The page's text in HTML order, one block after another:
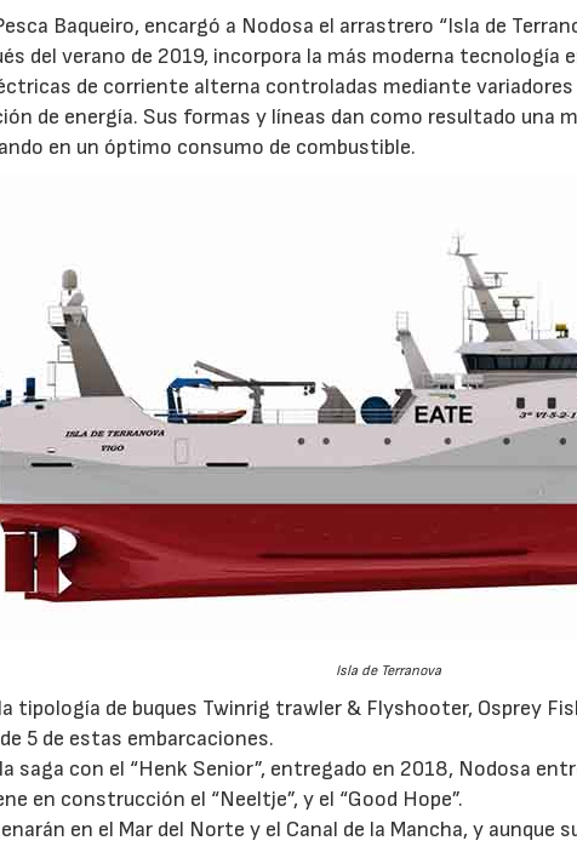
Baqueiro, encargó a Nodosa el arrastrero “Isla de
del verano de 2019, incorpora la más moderna tecnología
de corriente alterna controladas mediante
de energía. Sus formas y líneas dan como resultado una
en un óptimo consumo de combustible.
Isla de Terranova
tipología de buques Twinrig trawler & Flyshooter, Osprey
5 de estas embarcaciones.
saga con el “Henk Senior”, entregado en 2018, Nodosa
en construcción el “Neeltje”, y el “Good Hope”.
en el Mar del Norte y el Canal de la Mancha, y aunque